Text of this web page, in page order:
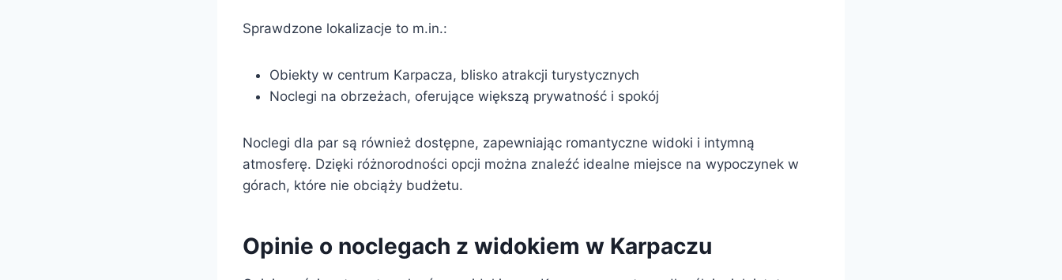
Sprawdzone lokalizacje to m.in.:
Obiekty w centrum Karpacza, blisko atrakcji turystycznych
Noclegi na obrzeżach, oferujące większą prywatność i spokój
Noclegi dla par są również dostępne, zapewniając romantyczne widoki i intymną
atmosferę. Dzięki różnorodności opcji można znaleźć idealne miejsce na wypoczynek w
górach, które nie obciąży budżetu.
Opinie o noclegach z widokiem w Karpaczu